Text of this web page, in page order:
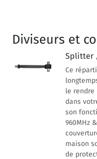
Diviseurs et
Splitter
Ce
le rendre
dans
son
960MHz
maison
de